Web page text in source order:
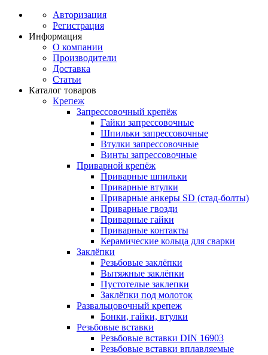
Авторизация
Регистрация
Информация
О компании
Производители
Доставка
Статьи
Каталог товаров
Крепеж
Запрессовочный крепёж
Гайки запрессовочные
Шпильки запрессовочные
Втулки запрессовочные
Винты запрессовочные
Приварной крепёж
Приварные шпильки
Приварные втулки
Приварные анкеры SD (стад-болты)
Приварные гвозди
Приварные гайки
Приварные контакты
Керамические кольца для сварки
Заклёпки
Резьбовые заклёпки
Вытяжные заклёпки
Пустотелые заклепки
Заклёпки под молоток
Развальцовочный крепеж
Бонки, гайки, втулки
Резьбовые вставки
Резьбовые вставки DIN 16903
Резьбовые вставки вплавляемые